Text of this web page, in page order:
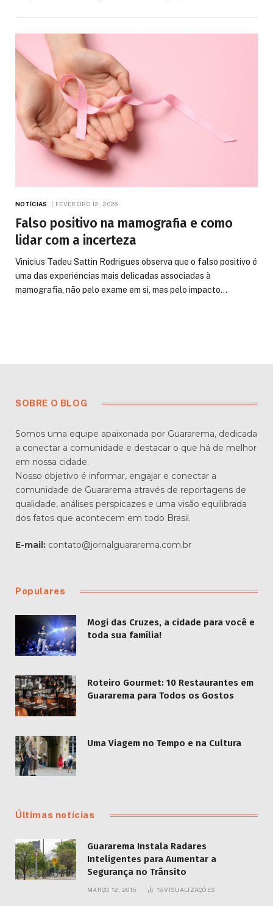
NOTÍCIAS FEVEREIRO 12, 2026
Falso positivo na mamografia e como
lidar com a incerteza
Vinicius Tadeu Sattin Rodrigues observa que o falso positivo é
uma das experiências mais delicadas associadas à
mamografia, não pelo exame em si, mas pelo impacto…
SOBRE O BLOG
Somos uma equipe apaixonada por Guararema, dedicada
a conectar a comunidade e destacar o que há de melhor
em nossa cidade.
Nosso objetivo é informar, engajar e conectar a
comunidade de Guararema através de reportagens de
qualidade, análises perspicazes e uma visão equilibrada
dos fatos que acontecem em todo Brasil.
E-mail: contato@jornalguararema.com.br
Populares
Mogi das Cruzes, a cidade para você e
toda sua família!
Roteiro Gourmet: 10 Restaurantes em
Guararema para Todos os Gostos
Uma Viagem no Tempo e na Cultura
Últimas notícias
Guararema Instala Radares
Inteligentes para Aumentar a
Segurança no Trânsito
MARÇO 12, 2015 15VISUALIZAÇÕES